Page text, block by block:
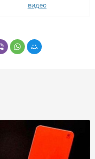
видео